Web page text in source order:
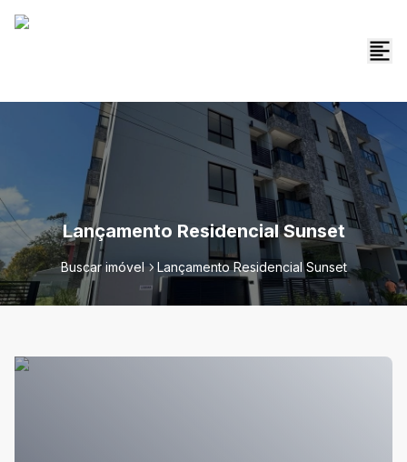
Lançamento Residencial Sunset
Buscar imóvel Lançamento Residencial Sunset